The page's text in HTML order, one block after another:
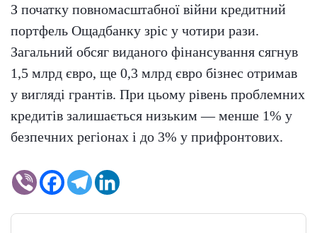
З початку повномасштабної війни кредитний
портфель Ощадбанку зріс у чотири рази.
Загальний обсяг виданого фінансування сягнув
1,5 млрд євро, ще 0,3 млрд євро бізнес отримав
у вигляді грантів. При цьому рівень проблемних
кредитів залишається низьким — менше 1% у
безпечних регіонах і до 3% у прифронтових.